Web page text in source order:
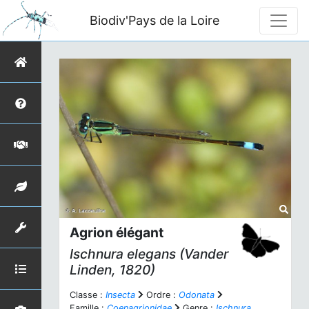
Biodiv'Pays de la Loire
Agrion élégant
Ischnura elegans (Vander
Linden, 1820)
Classe : Insecta Ordre : Odonata